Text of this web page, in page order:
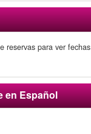
reservas para ver
en Español